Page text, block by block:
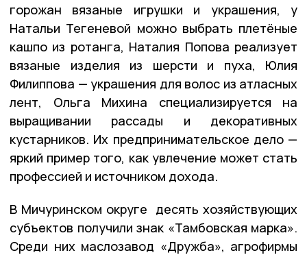
горожан вязаные игрушки и украшения, у
Натальи Тегеневой можно выбрать плетёные
кашпо из ротанга, Наталия Попова реализует
вязаные изделия из шерсти и пуха, Юлия
Филиппова — украшения для волос из атласных
лент, Ольга Михина специализируется на
выращивании рассады и декоративных
кустарников. Их предпринимательское дело —
яркий пример того, как увлечение может стать
профессией и источником дохода.
В Мичуринском округе десять хозяйствующих
субъектов получили знак «Тамбовская марка».
Среди них маслозавод «Дружба», агрофирмы